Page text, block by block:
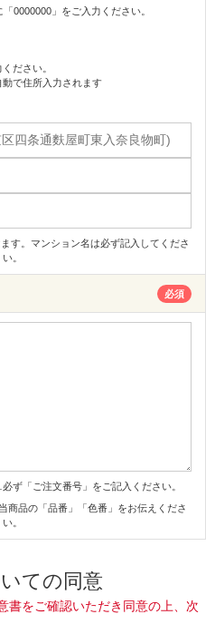
0000000」をご入力ください。
ださい。
で住所入力されます
す。マンション名は必ず記入してくださ
い。
必須
ず「ご注文番号」をご記入ください。
品の「品番」「色番」をお伝えくださ
い。
ての同意
書をご確認いただき同意の上、次